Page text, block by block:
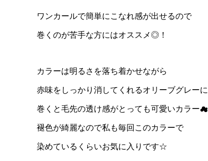
ワンカールで簡単にこなれ感が出せるので
巻くのが苦手な方にはオススメ◎！
カラーは明るさを落ち着かせながら
赤味をしっかり消してくれるオリーブグレーに
巻くと毛先の透け感がとっても可愛いカラー☁︎
褪色が綺麗なので私も毎回このカラーで
染めているくらいお気に入りです☆